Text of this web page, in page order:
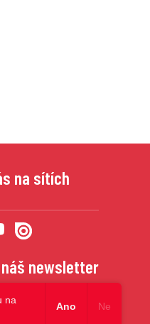
na sítích
newsletter
na
Ano Ne